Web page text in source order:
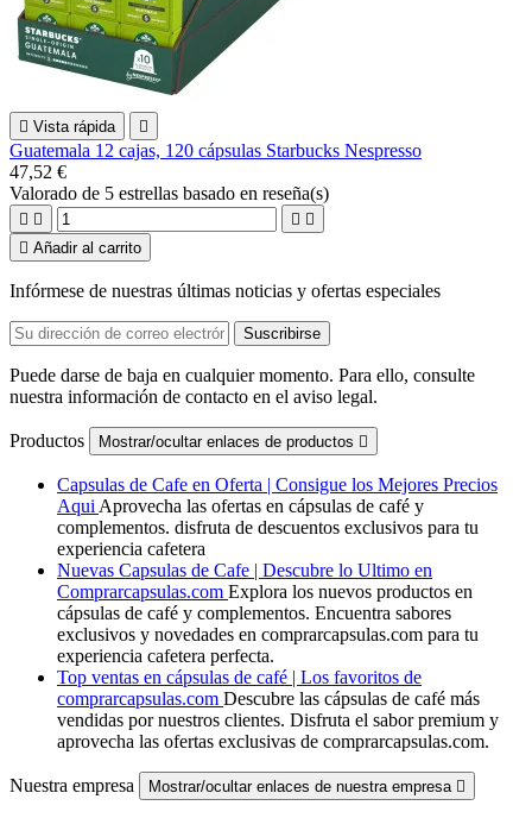
 Vista rápida 
Guatemala 12 cajas, 120 cápsulas Starbucks Nespresso
47,52 €
Valorado de 5 estrellas basado en reseña(s)
   
 Añadir al carrito
Infórmese de nuestras últimas noticias y ofertas especiales
Puede darse de baja en cualquier momento. Para ello, consulte
nuestra información de contacto en el aviso legal.
Productos Mostrar/ocultar enlaces de productos 
Capsulas de Cafe en Oferta | Consigue los Mejores Precios
Aqui Aprovecha las ofertas en cápsulas de café y
complementos. disfruta de descuentos exclusivos para tu
experiencia cafetera
Nuevas Capsulas de Cafe | Descubre lo Ultimo en
Comprarcapsulas.com Explora los nuevos productos en
cápsulas de café y complementos. Encuentra sabores
exclusivos y novedades en comprarcapsulas.com para tu
experiencia cafetera perfecta.
Top ventas en cápsulas de café | Los favoritos de
comprarcapsulas.com Descubre las cápsulas de café más
vendidas por nuestros clientes. Disfruta el sabor premium y
aprovecha las ofertas exclusivas de comprarcapsulas.com.
Nuestra empresa Mostrar/ocultar enlaces de nuestra empresa 